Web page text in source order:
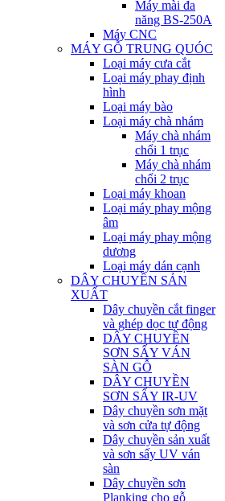
Máy mài đa
năng BS-250A
Máy CNC
MÁY GỖ TRUNG QUÓC
Loại máy cưa cắt
Loại máy phay định
hình
Loại máy bào
Loại máy chà nhám
Máy chà nhám
chổi 1 trục
Máy chà nhám
chổi 2 trục
Loại máy khoan
Loại máy phay mộng
âm
Loại máy phay mộng
dương
Loại máy dán cạnh
DÂY CHUYỀN SẢN
XUẤT
Dây chuyền cắt finger
và ghép dọc tự động
DÂY CHUYỀN
SƠN SẤY VÁN
SÀN GỖ
DÂY CHUYỀN
SƠN SẤY IR-UV
Dây chuyền sơn mặt
và sơn cửa tự động
Dây chuyền sản xuất
và sơn sấy UV ván
sàn
Dây chuyền sơn
Planking cho gỗ